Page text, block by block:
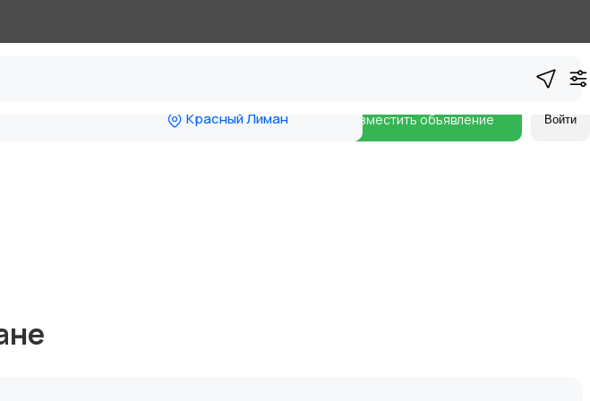
Красный Лиман Разместить объявление Войти